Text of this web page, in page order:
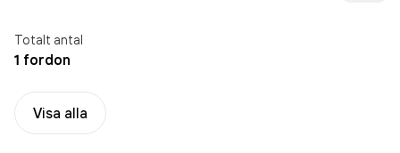
Totalt antal
1 fordon
Visa alla